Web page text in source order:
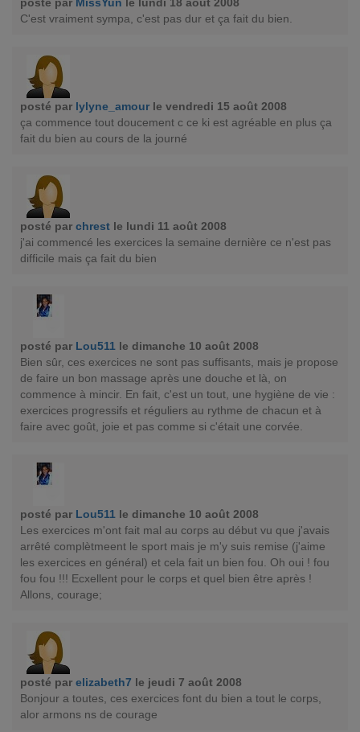
C'est vraiment sympa, c'est pas dur et ça fait du bien.
posté par lylyne_amour le vendredi 15 août 2008
ça commence tout doucement c ce ki est agréable en plus ça
fait du bien au cours de la journé
posté par chrest le lundi 11 août 2008
j'ai commencé les exercices la semaine dernière ce n'est pas
difficile mais ça fait du bien
posté par Lou511 le dimanche 10 août 2008
Bien sûr, ces exercices ne sont pas suffisants, mais je propose
de faire un bon massage après une douche et là, on
commence à mincir. En fait, c'est un tout, une hygiène de vie :
exercices progressifs et réguliers au rythme de chacun et à
faire avec goût, joie et pas comme si c'était une corvée.
posté par Lou511 le dimanche 10 août 2008
Les exercices m'ont fait mal au corps au début vu que j'avais
arrêté complètmeent le sport mais je m'y suis remise (j'aime
les exercices en général) et cela fait un bien fou. Oh oui ! fou
fou fou !!! Ecxellent pour le corps et quel bien être après !
Allons, courage;
posté par elizabeth7 le jeudi 7 août 2008
Bonjour a toutes, ces exercices font du bien a tout le corps,
alor armons ns de courage